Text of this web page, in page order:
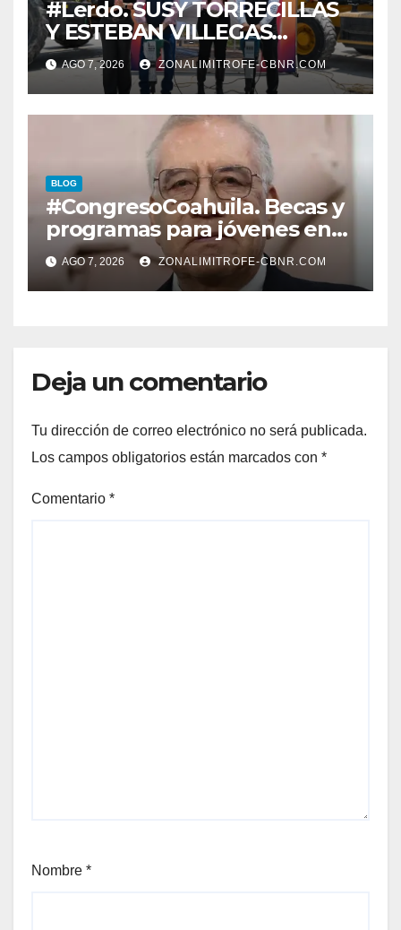
#Lerdo. SUSY TORRECILLAS
Y ESTEBAN VILLEGAS
ENTREGAN TÍTULOS DE
PROPIEDAD A FAMILIAS
LERDENSES Y DAN
ARRANQUE A LA
CONSTRUCCIÓN DE DOMO
EN CARLOS REAL*
AGO 7, 2026 ZONALIMITROFE-CBNR.COM
BLOG
#CongresoCoahuila. Becas y
programas para jóvenes en
áreas agropecuarias, plantea
Raúl Onofre
AGO 7, 2026 ZONALIMITROFE-CBNR.COM
Deja un comentario
Tu dirección de correo electrónico no será publicada.
Los campos obligatorios están marcados con *
Comentario *
Nombre *